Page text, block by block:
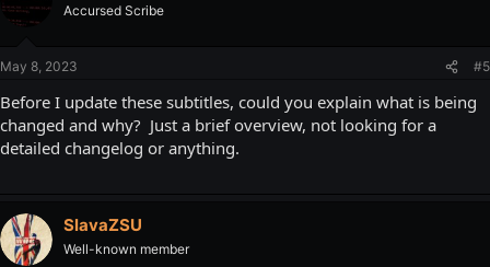
Accursed Scribe
May 8, 2023 #5
Before I update these subtitles, could you explain what is being
changed and why? Just a brief overview, not looking for a
detailed changelog or anything.
SlavaZSU
Well-known member